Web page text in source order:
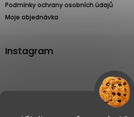
Podmínky ochrany osobních údajů
Moje objednávka
Instagram